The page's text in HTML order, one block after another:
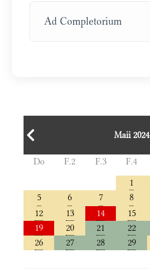
Ad Completorium
Maii 2024
Do F.2 F.3 F.4
1
5
6 7 8
12
13 14 15
19
20 21 22
26
27 28 29